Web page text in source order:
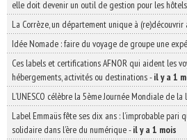
elle doit devenir un outil de gestion pour les
La Corrèze, un département unique à (re)découvrir
Idée Nomade : faire du voyage de groupe une
Ces labels et certifications AFNOR qui aident les
hébergements, activités ou destinations-il y a 1
L’UNESCO célèbre la 5ème Journée Mondiale de
Label Emmaüs fête ses dix ans : l’improbable pari
solidaire dans l’ère du numérique-il y a 1 mois